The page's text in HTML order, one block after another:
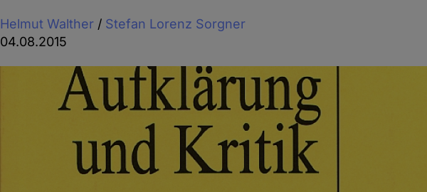
Helmut Walther / Stefan Lorenz Sorgner
04.08.2015